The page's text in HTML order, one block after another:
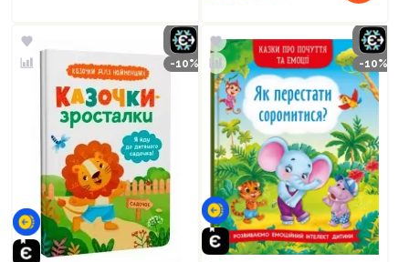
-10% -10%